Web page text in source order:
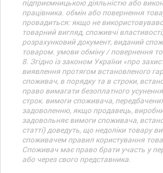
підприємницькою діяльністю або
працівника. обмін або повернення
провадиться: якщо не
товарний вигляд, споживчі
розрахунковий документ, виданий
товаром. умови обміну / повернення
8. Згідно із законом України «про
виявлення протягом встановленого
споживач, в порядку та в строки,
право вимагати безоплатного
строк. вимоги споживача,
задоволенню, якщо продавець,
задовольняє вимоги споживача,
статті) доведуть, що недоліки товару
споживачем правил користування
Споживач має право брати участь у
або через свого представника.